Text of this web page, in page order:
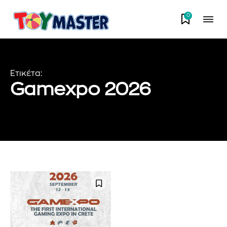
προϊόντα και τις εξελίξεις της
αγοράς.
Για να εγγραφείτε, απλώς εισάγετε τη διεύθυνση email σας
0
Ετικέτα:
Gamexpo 2026